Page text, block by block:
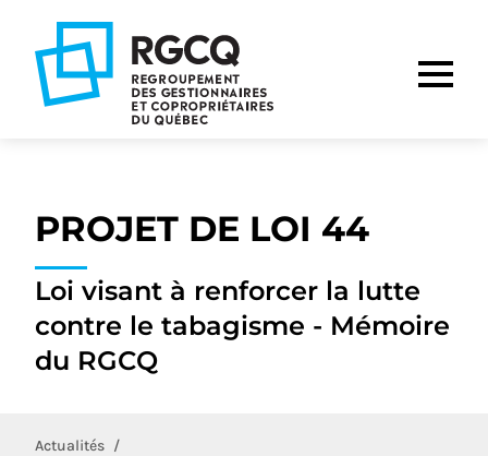
navigation
principale
contenu
PROJET DE LOI 44
Loi visant à renforcer la lutte
contre le tabagisme - Mémoire
du RGCQ
Actualités